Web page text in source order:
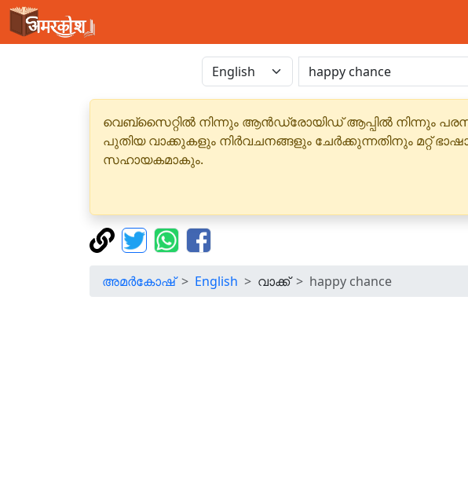
വെബ്‌സൈറ്റിൽ നിന്നും ആൻഡ്രോയിഡ് ആപ്പിൽ നിന്നും
പുതിയ വാക്കുകളും നിർവചനങ്ങളും ചേർക്കുന്നതിനും മറ്റ്
സഹായകമാകും.
അമർകോഷ് English വാക്ക് happy chance